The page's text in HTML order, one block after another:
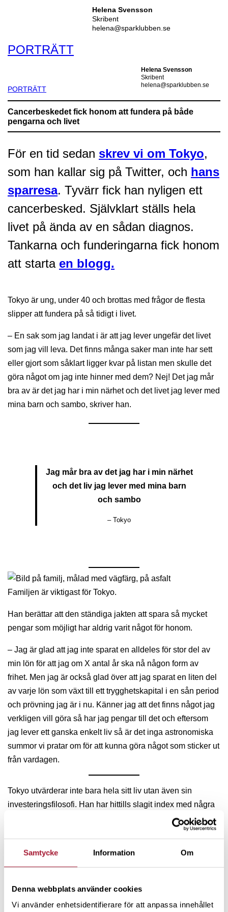
Samtycke Information Om
Denna webbplats använder cookies
Vi använder enhetsidentifierare för att anpassa innehållet
Helena Svensson
Skribent
helena@sparklubben.se
PORTRÄTT
PORTRÄTT
Helena Svensson
Skribent
helena@sparklubben.se
Cancerbeskedet fick honom att fundera på både
pengarna och livet
För en tid sedan skrev vi om Tokyo,
som han kallar sig på Twitter, och hans
sparresa. Tyvärr fick han nyligen ett
cancerbesked. Självklart ställs hela
livet på ända av en sådan diagnos.
Tankarna och funderingarna fick honom
att starta en blogg.
Tokyo är ung, under 40 och brottas med frågor de flesta
slipper att fundera på så tidigt i livet.
– En sak som jag landat i är att jag lever ungefär det livet
som jag vill leva. Det finns många saker man inte har sett
eller gjort som såklart ligger kvar på listan men skulle det
göra något om jag inte hinner med dem? Nej! Det jag mår
bra av är det jag har i min närhet och det livet jag lever med
mina barn och sambo, skriver han.
Jag mår bra av det jag har i min närhet
och det liv jag lever med mina barn
och sambo
– Tokyo
Familjen är viktigast för Tokyo.
Han berättar att den ständiga jakten att spara så mycket
pengar som möjligt har aldrig varit något för honom.
– Jag är glad att jag inte sparat en alldeles för stor del av
min lön för att jag om X antal år ska nå någon form av
frihet. Men jag är också glad över att jag sparat en liten del
av varje lön som växt till ett trygghetskapital i en sån period
och prövning jag är i nu. Känner jag att det finns något jag
verkligen vill göra så har jag pengar till det och eftersom
jag lever ett ganska enkelt liv så är det inga astronomiska
summor vi pratar om för att kunna göra något som sticker ut
från vardagen.
Tokyo utvärderar inte bara hela sitt liv utan även sin
investeringsfilosofi. Han har hittills slagit index med några
– Det börjar luta åt att en indexfond eller ett knippe
investmentbolag är det som passar mig. Fortsätta
månadsspara de månader jag vill och fortsätta läsa om
sluta läsa årsrapporter och siffror, för det tycker jag är
tråkigt (med undantag för en del vd-ord).